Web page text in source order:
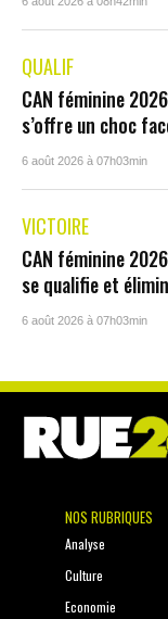
QUALIF
CAN féminine
s’offre un choc
6 août 2026 à 07h03min
VICTOIRE
CAN féminine
se qualifie et
6 août 2026 à 07h03min
NOS RUBRIQUES
Analyse
Culture
Economie